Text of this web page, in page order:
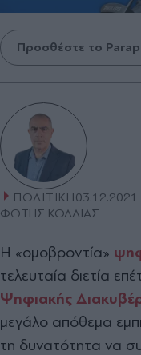
Προσθέστε το
ΠΟΛΙΤΙΚΗ03.12.2021
ΦΩΤΗΣ ΚΟΛΛΙΑΣ
Η «ομοβροντία»
τελευταία διετία
Ψηφιακής
μεγάλο απόθεμα
τη δυνατότητα να